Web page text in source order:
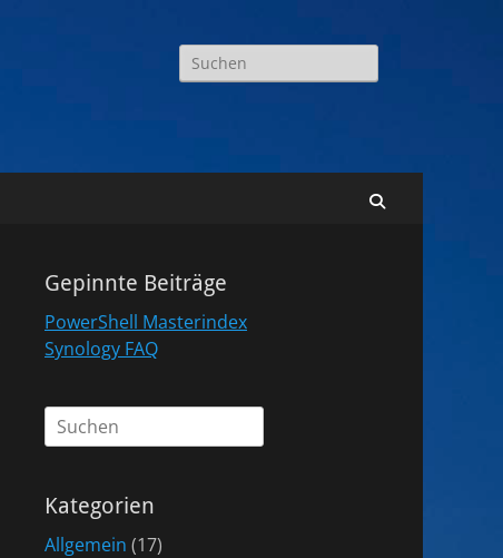
Suchen
nach:
Gepinnte Beiträge
PowerShell Masterindex
Synology FAQ
Suchen
nach:
Kategorien
Allgemein (17)